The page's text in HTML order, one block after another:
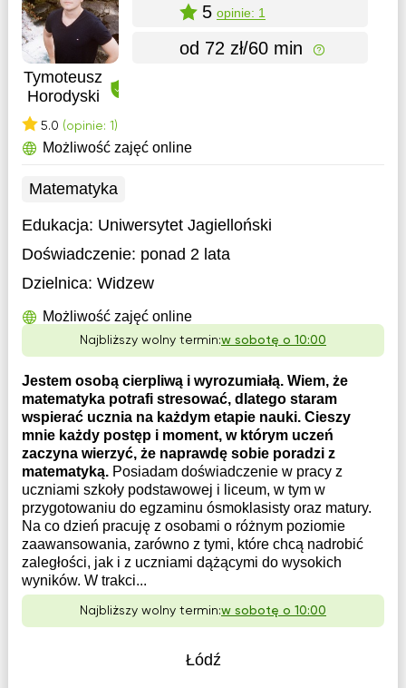
Tymoteusz
Horodyski
5.0 (opinie: 1)
5 opinie: 1
od 72 zł/60 min
Możliwość zajęć online
Matematyka
Edukacja: Uniwersytet Jagielloński
Doświadczenie: ponad 2 lata
Dzielnica: Widzew
Możliwość zajęć online
Najbliższy wolny termin:w sobotę o 10:00
Jestem osobą cierpliwą i wyrozumiałą. Wiem, że
matematyka potrafi stresować, dlatego staram
wspierać ucznia na każdym etapie nauki. Cieszy
mnie każdy postęp i moment, w którym uczeń
zaczyna wierzyć, że naprawdę sobie poradzi z
matematyką. Posiadam doświadczenie w pracy z
uczniami szkoły podstawowej i liceum, w tym w
przygotowaniu do egzaminu ósmoklasisty oraz matury.
Na co dzień pracuję z osobami o różnym poziomie
zaawansowania, zarówno z tymi, które chcą nadrobić
zaległości, jak i z uczniami dążącymi do wysokich
wyników. W trakci...
Najbliższy wolny termin:w sobotę o 10:00
Łódź